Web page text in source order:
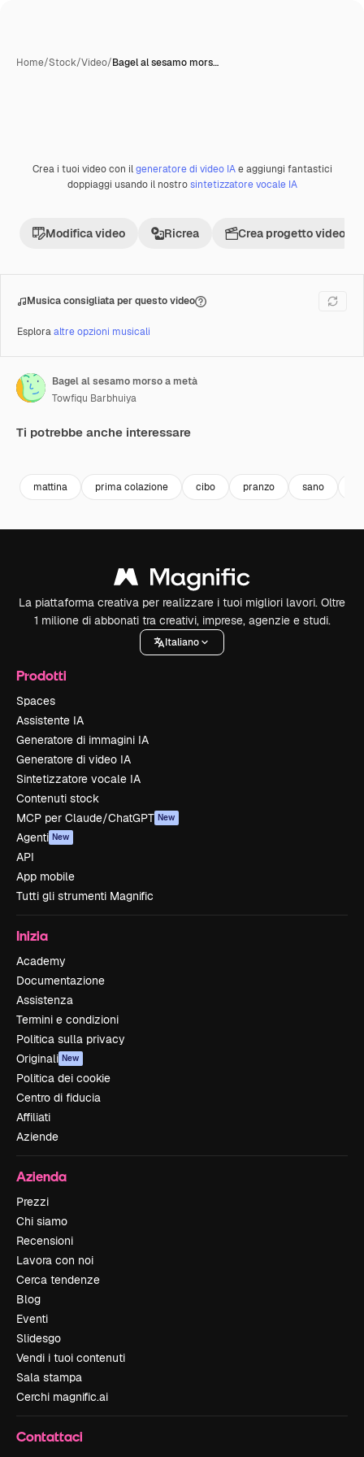
Home/Stock/Video/Bagel al sesamo mors…
Premium
Crea i tuoi video con ilgeneratore di video IAe aggiungi fantastici
doppiaggi usando il nostrosintetizzatore vocale IA
Modifica video Ricrea Crea progetto video
Musica consigliata per questo video
Esploraaltre opzioni musicali
Bagel al sesamo morso a metà
Towfiqu Barbhuiya
Ti potrebbe anche interessare
mattina prima colazione cibo pranzo sano
La piattaforma creativa per realizzare i tuoi migliori lavori. Oltre
1 milione di abbonati tra creativi, imprese, agenzie e studi.
Italiano
Prodotti
Spaces
Assistente IA
Generatore di immagini IA
Generatore di video IA
Sintetizzatore vocale IA
Contenuti stock
MCP per Claude/ChatGPT New
Agenti New
API
App mobile
Tutti gli strumenti Magnific
Inizia
Academy
Documentazione
Assistenza
Termini e condizioni
Politica sulla privacy
Originali New
Politica dei cookie
Centro di fiducia
Affiliati
Aziende
Azienda
Prezzi
Chi siamo
Recensioni
Lavora con noi
Cerca tendenze
Blog
Eventi
Slidesgo
Vendi i tuoi contenuti
Sala stampa
Cerchi magnific.ai
Contattaci